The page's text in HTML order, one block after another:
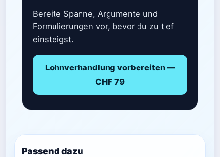
Bereite Spanne, Argumente und
Formulierungen vor, bevor du zu tief
einsteigst.
Lohnverhandlung vorbereiten —
CHF 79
Passend dazu